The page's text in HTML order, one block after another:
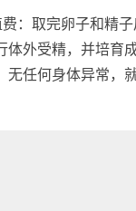
：取完卵子和精
体外受精，并培育
无任何身体异常，